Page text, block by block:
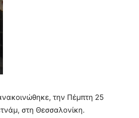
την Πέμπτη 25
στη Θεσσαλονίκη.